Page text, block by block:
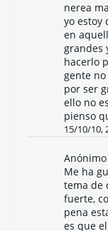
nerea
yo estoy
en
grandes
hacerlo
gente
por ser
ello no
pienso
15/10/10,
Me ha
tema de
fuerte,
pena
es que